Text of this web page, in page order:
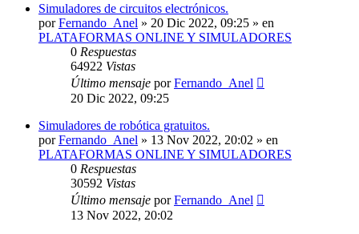
Simuladores de circuitos electrónicos.
porFernando_Anel » 20 Dic 2022, 09:25 » en
PLATAFORMAS ONLINE Y SIMULADORES
0 Respuestas
64922 Vistas
Último mensaje porFernando_Anel
20 Dic 2022, 09:25
Simuladores de robótica gratuitos.
porFernando_Anel » 13 Nov 2022, 20:02 » en
PLATAFORMAS ONLINE Y SIMULADORES
0 Respuestas
30592 Vistas
Último mensaje porFernando_Anel
13 Nov 2022, 20:02